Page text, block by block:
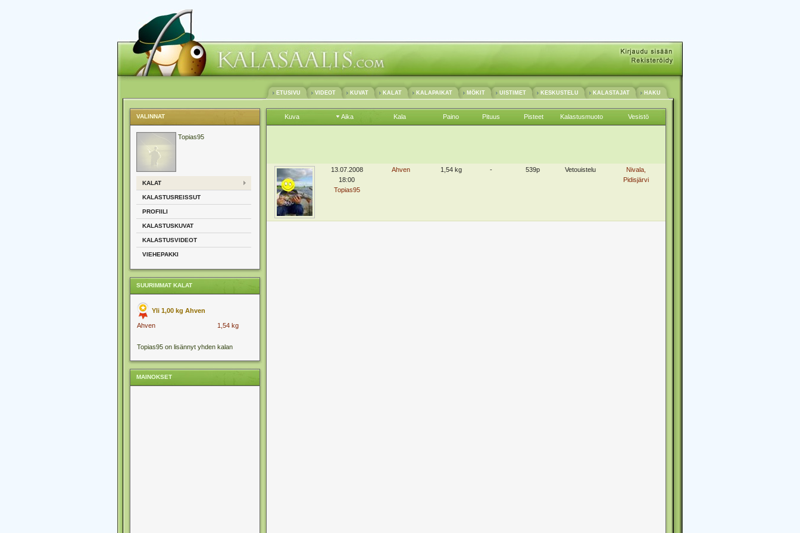
ETUSIVU VIDEOT KUVAT KALAT KALAPAIKAT MÖKIT UISTIMET KESKUSTELU KALASTAJAT HAKU
VALINNAT
Topias95
KALAT
KALASTUSREISSUT
PROFIILI
KALASTUSKUVAT
KALASTUSVIDEOT
VIEHEPAKKI
SUURIMMAT KALAT
Yli 1,00 kg Ahven
Ahven 1,54 kg
Topias95 on lisännyt yhden kalan
MAINOKSET
Kuva Aika Kala Paino Pituus Pisteet Kalastusmuoto Vesistö
13.07.2008
18:00
Topias95
Ahven 1,54 kg - 539p Vetouistelu
Nivala,
Pidisjärvi